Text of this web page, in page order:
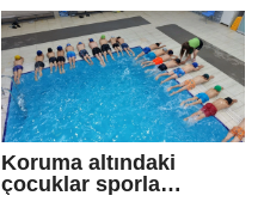
Koruma altındaki
çocuklar sporla